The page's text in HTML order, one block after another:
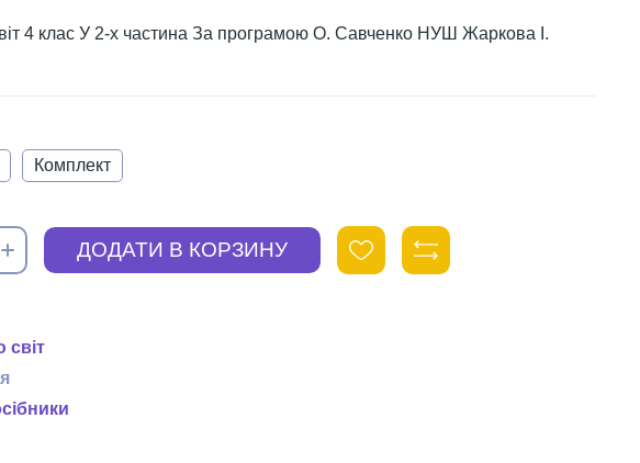
4 клас У 2-х частина За програмою О. Савченко НУШ Жаркова І.
Комплект
світ